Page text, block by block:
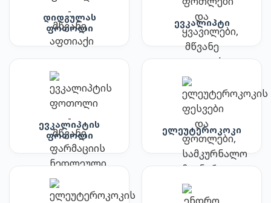
დიდგულას
ფოთოლი
ევკალიპტი
ევკალიპტის
ფოთოლი
ელეუტეროკოკი